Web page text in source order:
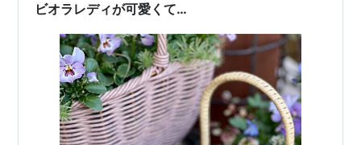
ビオラレディが可愛くて…